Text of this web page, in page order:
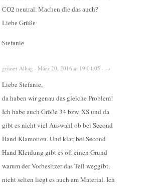
CO2 neutral. Machen die das auch?
Liebe Grüße
Stefanie
grüner Alltag · März 20, 2016 at 19:04:05 · →
Liebe Stefanie,
da haben wir genau das gleiche Problem!
Ich habe auch Größe 34 bzw. XS und da
gibt es nicht viel Auswahl ob bei Second
Hand Klamotten. Und klar, bei Second
Hand Kleidung gibt es oft einen Grund
warum der Vorbesitzer das Teil weggibt,
nicht selten liegt es auch am Material. Ich